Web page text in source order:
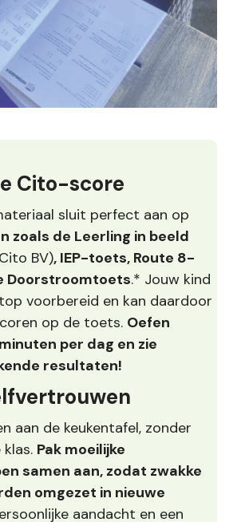
Cito-score
sluit perfect aan op
zoals de Leerling in beeld
BV), IEP-toets, Route 8-
Doorstroomtoets.* Jouw kind
voorbereid en kan daardoor
op de toets. Oefen
per dag en zie
resultaten!
aan de keukentafel, zonder
Pak moeilijke
samen aan, zodat zwakke
omgezet in nieuwe
aandacht en een